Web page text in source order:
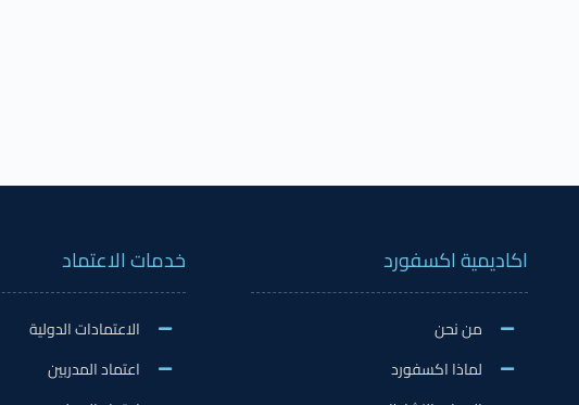
اكاديمية اكسفورد
من نحن
لماذا اكسفورد
خدمات الاعتماد
الاعتمادات الدولية
اعتماد المدربين